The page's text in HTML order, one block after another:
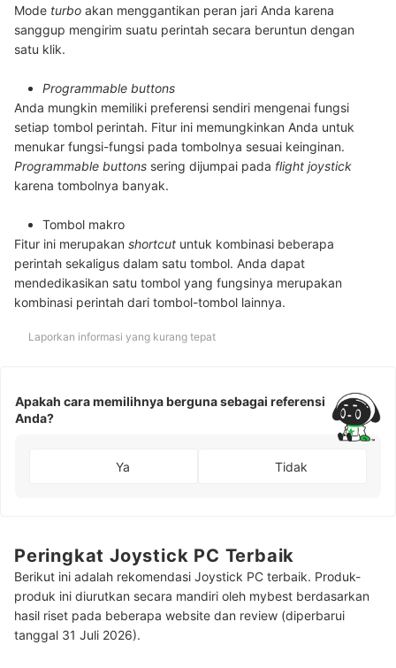
Mode turbo akan menggantikan peran jari Anda karena
sanggup mengirim suatu perintah secara beruntun dengan
satu klik.
Programmable buttons
Anda mungkin memiliki preferensi sendiri mengenai fungsi
setiap tombol perintah. Fitur ini memungkinkan Anda untuk
menukar fungsi-fungsi pada tombolnya sesuai keinginan.
Programmable buttons sering dijumpai pada flight joystick
karena tombolnya banyak.
Tombol makro
Fitur ini merupakan shortcut untuk kombinasi beberapa
perintah sekaligus dalam satu tombol. Anda dapat
mendedikasikan satu tombol yang fungsinya merupakan
kombinasi perintah dari tombol-tombol lainnya.
Laporkan informasi yang kurang tepat
Apakah cara memilihnya berguna sebagai referensi
Anda?
Ya Tidak
Peringkat Joystick PC Terbaik
Berikut ini adalah rekomendasi Joystick PC terbaik. Produk-
produk ini diurutkan secara mandiri oleh mybest berdasarkan
hasil riset pada beberapa website dan review (diperbarui
tanggal 31 Juli 2026).